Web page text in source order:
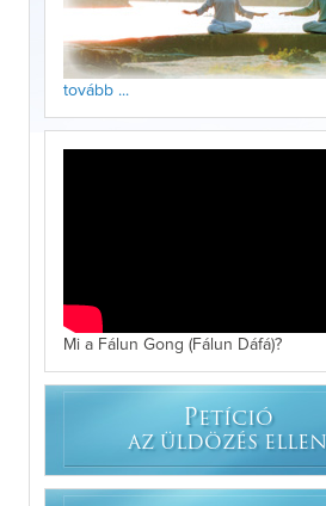
tovább ...
Mi a Fálun Gong (Fálun Dáfá)?
PETÍCIÓ
AZ ÜLDÖZÉS ELLEN